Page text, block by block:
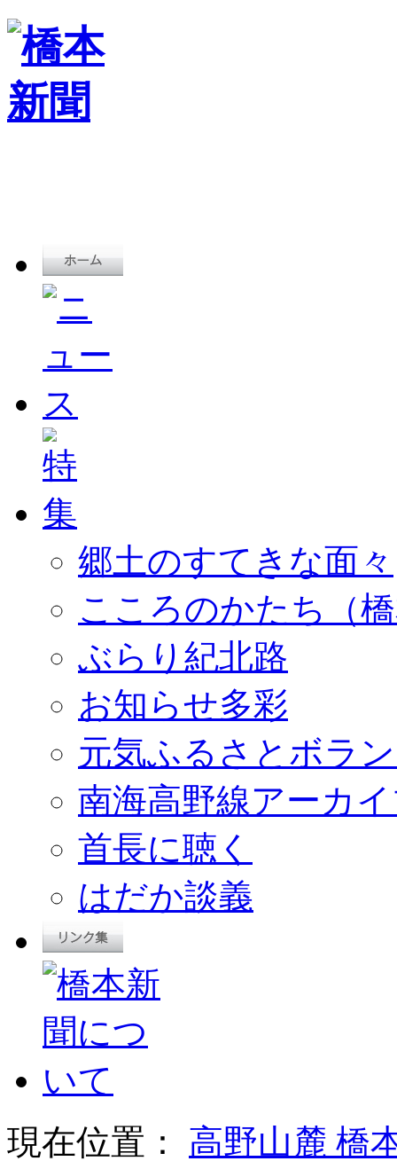
郷土のすてきな面々
こころのかたち（
ぶらり紀北路
お知らせ多彩
元気ふるさとボラ
南海高野線アーカ
首長に聴く
はだか談義
現在位置： 高野山麓 橋